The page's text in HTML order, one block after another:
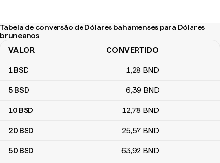
Tabela de conversão de Dólares bahamenses para Dólares
bruneanos
Tabela de conversão de Dólares bahamenses para Dólares
VALOR CONVERTIDO
1BSD 1,28 BND
5 BSD 6,39 BND
10 BSD 12,78 BND
20 BSD 25,57 BND
50 BSD 63,92 BND